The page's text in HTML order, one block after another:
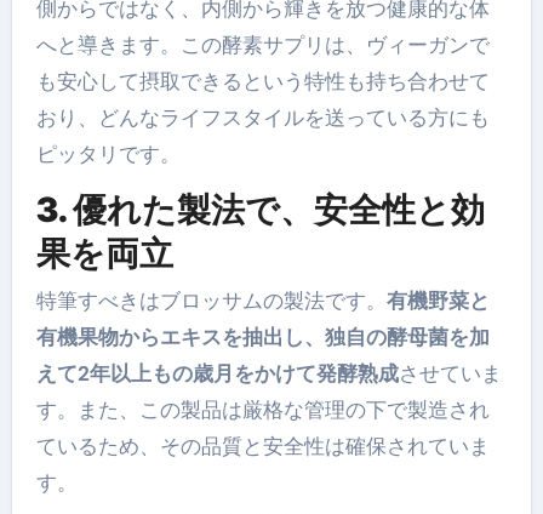
側からではなく、内側から輝きを放つ健康的な体
へと導きます。この酵素サプリは、ヴィーガンで
も安心して摂取できるという特性も持ち合わせて
おり、どんなライフスタイルを送っている方にも
ピッタリです。
3. 優れた製法で、安全性と効
果を両立
特筆すべきはブロッサムの製法です。 有機野菜と
有機果物からエキスを抽出し、独自の酵母菌を加
えて2年以上もの歳月をかけて発酵熟成させていま
す。また、この製品は厳格な管理の下で製造され
ているため、その品質と安全性は確保されていま
す。